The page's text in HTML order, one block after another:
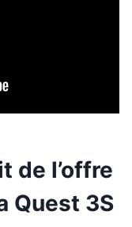
de l’offre
Quest 3S